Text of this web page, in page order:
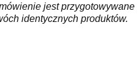
jest przygotowywane
identycznych produktów.